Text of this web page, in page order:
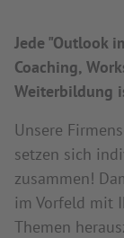
Jede "Outlook
Coaching,
Weiterbildung
Unsere
setzen sich
zusammen!
im Vorfeld mit
Themen